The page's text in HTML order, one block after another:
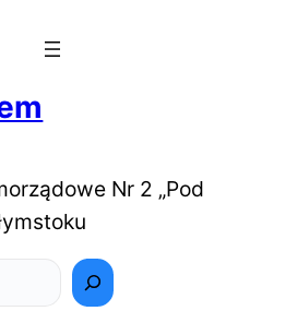
Nr 2 „Pod